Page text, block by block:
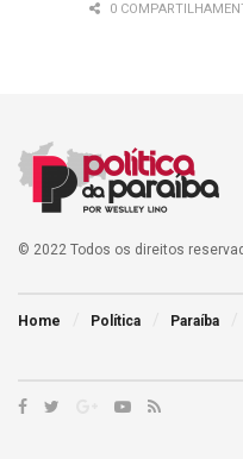
0
© 2022 Todos os direitos
Home Política Paraíba